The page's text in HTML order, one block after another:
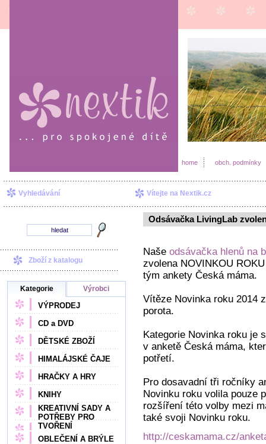
home obch. podmínky
Vyhledávání Vítejte na Nextik.cz
Zboží z katalogu
Kategorie Výrobci
VÝPRODEJ
CD a DVD
DĚTSKÉ ZBOŽÍ
HIMALÁJSKÉ ČAJE
HRAČKY A HRY
KNIHY
KREATIVNÍ SADY A
POTŘEBY PRO
TVOŘENÍ
OBLEČENÍ A BRÝLE
Odsávačka LivingLab
Naše odsávačka hlenů na
zvolena NOVINKOU
tým ankety Česká máma.
Vítěze Novinka roku 2014
porota.
Kategorie Novinka roku je
v anketě Česká máma,
potřetí.
Pro dosavadní tři ročníky
Novinku roku volila pouze
rozšíření této volby mezi
také svoji Novinku roku.
http://ceskamama.cz/